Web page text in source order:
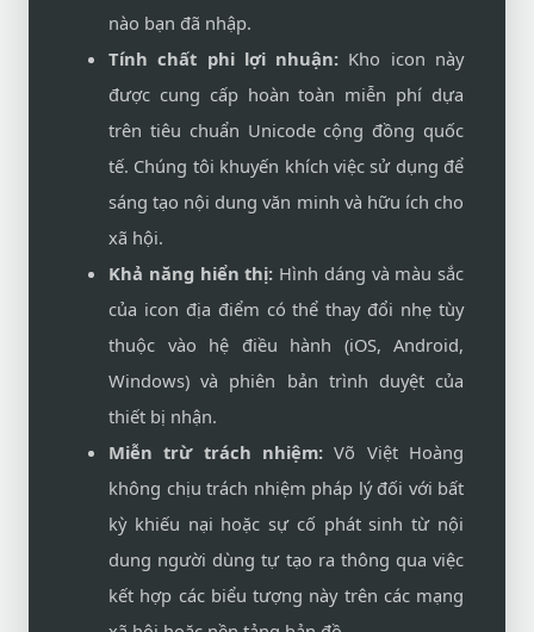
nào bạn đã nhập.
Tính chất phi lợi nhuận: Kho icon này
được cung cấp hoàn toàn miễn phí dựa
trên tiêu chuẩn Unicode cộng đồng quốc
tế. Chúng tôi khuyến khích việc sử dụng để
sáng tạo nội dung văn minh và hữu ích cho
xã hội.
Khả năng hiển thị: Hình dáng và màu sắc
của icon địa điểm có thể thay đổi nhẹ tùy
thuộc vào hệ điều hành (iOS, Android,
Windows) và phiên bản trình duyệt của
thiết bị nhận.
Miễn trừ trách nhiệm: Võ Việt Hoàng
không chịu trách nhiệm pháp lý đối với bất
kỳ khiếu nại hoặc sự cố phát sinh từ nội
dung người dùng tự tạo ra thông qua việc
kết hợp các biểu tượng này trên các mạng